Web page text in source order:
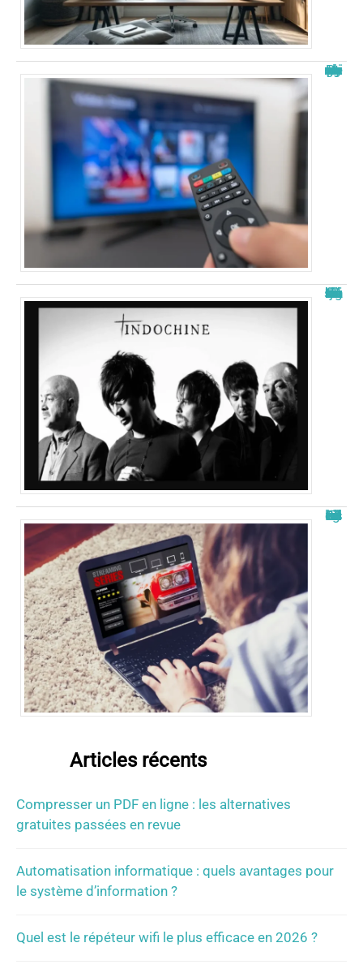
Papystreaming nouveau nom : tout savoir sur le changement
La signification de “j’ai demandé à la lune” d’indochine
Free télécharger nouvelle adresse : les meilleurs sites en 2025
Articles récents
Compresser un PDF en ligne : les alternatives
gratuites passées en revue
Automatisation informatique : quels avantages pour
le système d’information ?
Quel est le répéteur wifi le plus efficace en 2026 ?